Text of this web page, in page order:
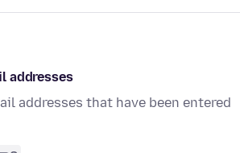
addresses
addresses that have been entered